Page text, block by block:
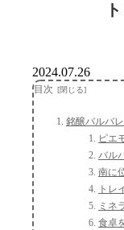
2024.07.26
目次
銘醸バルバ
ピエ
バル
南に
トレ
ミネ
食卓